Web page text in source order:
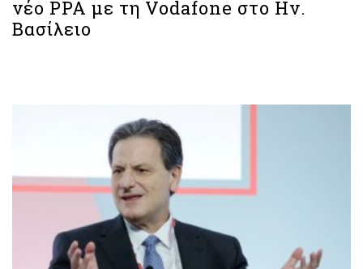
νέο PPA με τη Vodafone στο Ην.
Βασίλειο